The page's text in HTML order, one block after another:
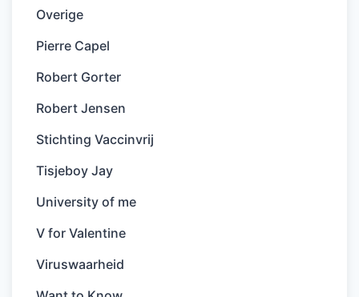
Overige
Pierre Capel
Robert Gorter
Robert Jensen
Stichting Vaccinvrij
Tisjeboy Jay
University of me
V for Valentine
Viruswaarheid